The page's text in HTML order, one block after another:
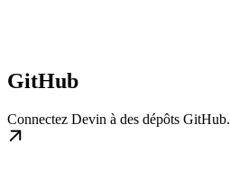
GitHub
Connectez Devin à des dépôts GitHub.